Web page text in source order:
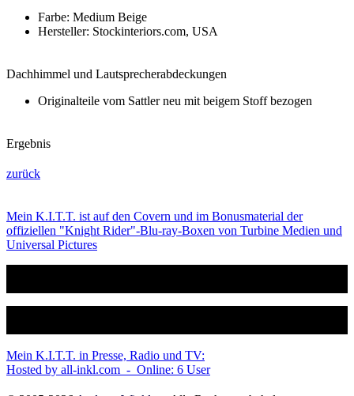
Farbe: Medium Beige
Hersteller: Stockinteriors.com, USA
Dachhimmel und Lautsprecherabdeckungen
Originalteile vom Sattler neu mit beigem Stoff bezogen
Ergebnis
zurück
Mein K.I.T.T. ist auf den Covern und im Bonusmaterial der
offiziellen "Knight Rider"-Blu-ray-Boxen von Turbine Medien und
Universal Pictures
Mein K.I.T.T. in Presse, Radio und TV:
Hosted by all-inkl.com - Online: 6 User